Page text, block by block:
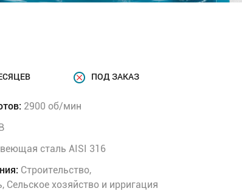
ПОД ЗАКАЗ
2900 об/мин
сталь AISI 316
Строительство,
хозяйство и ирригация